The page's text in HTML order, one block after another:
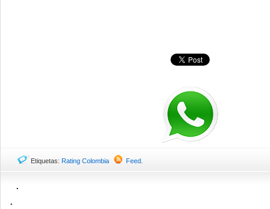
Etiquetas: Rating Colombia Feed
.
.